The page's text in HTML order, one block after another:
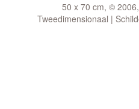
50 x 70 cm, ©
Tweedimensionaal |